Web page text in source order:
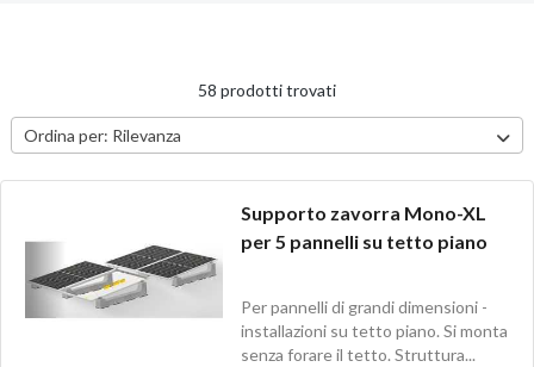
58 prodotti trovati
Ordina per: Rilevanza
Supporto zavorra Mono-XL
per 5 pannelli su tetto piano
Per pannelli di grandi dimensioni -
installazioni su tetto piano. Si monta
senza forare il tetto. Struttura...